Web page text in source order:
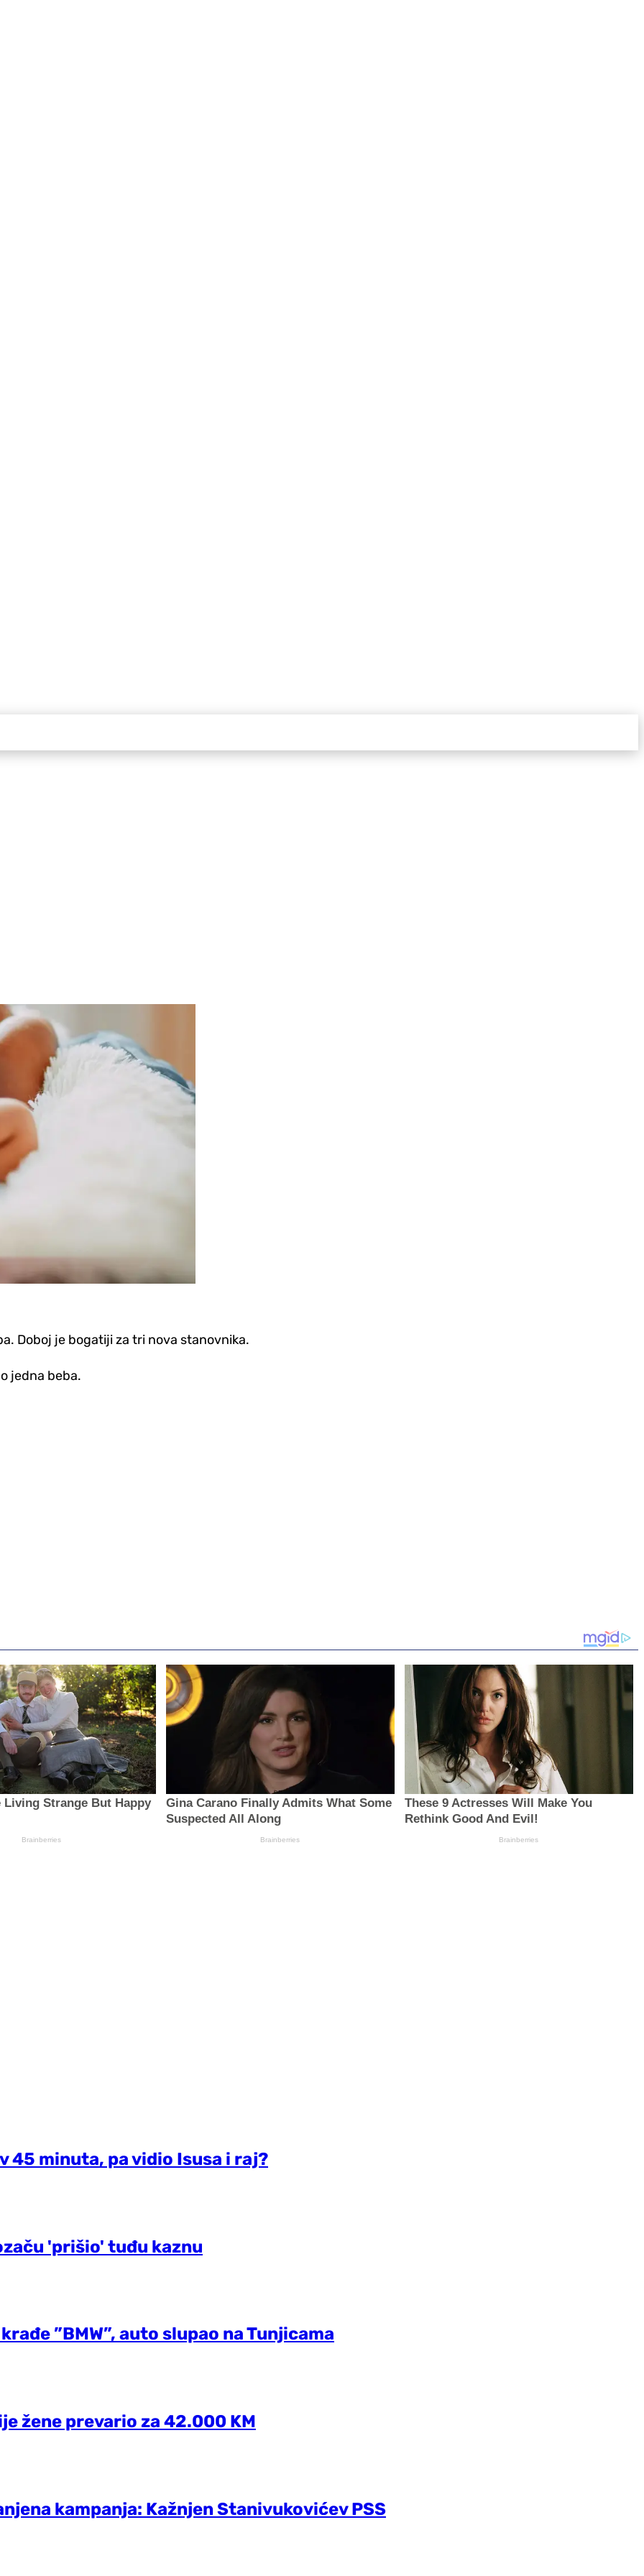
Doboj je bogatiji za tri nova stanovnika.
jedna beba.
minuta, pa vidio Isusa i raj?
'prišio' tuđu kaznu
”BMW”, auto slupao na Tunjicama
žene prevario za 42.000 KM
kampanja: Kažnjen Stanivukovićev PSS